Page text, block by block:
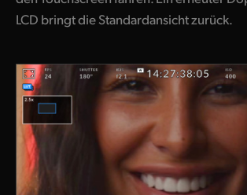
LCD bringt die Standardansicht zurück.